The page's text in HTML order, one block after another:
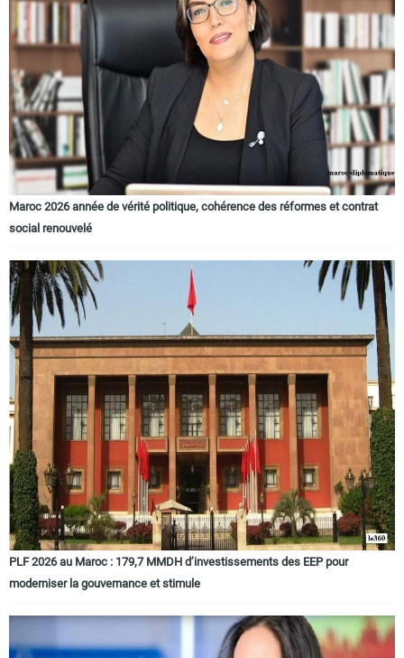
Maroc 2026 année de vérité politique, cohérence des réformes et contrat
social renouvelé
PLF 2026 au Maroc : 179,7 MMDH d’investissements des EEP pour
moderniser la gouvernance et stimule